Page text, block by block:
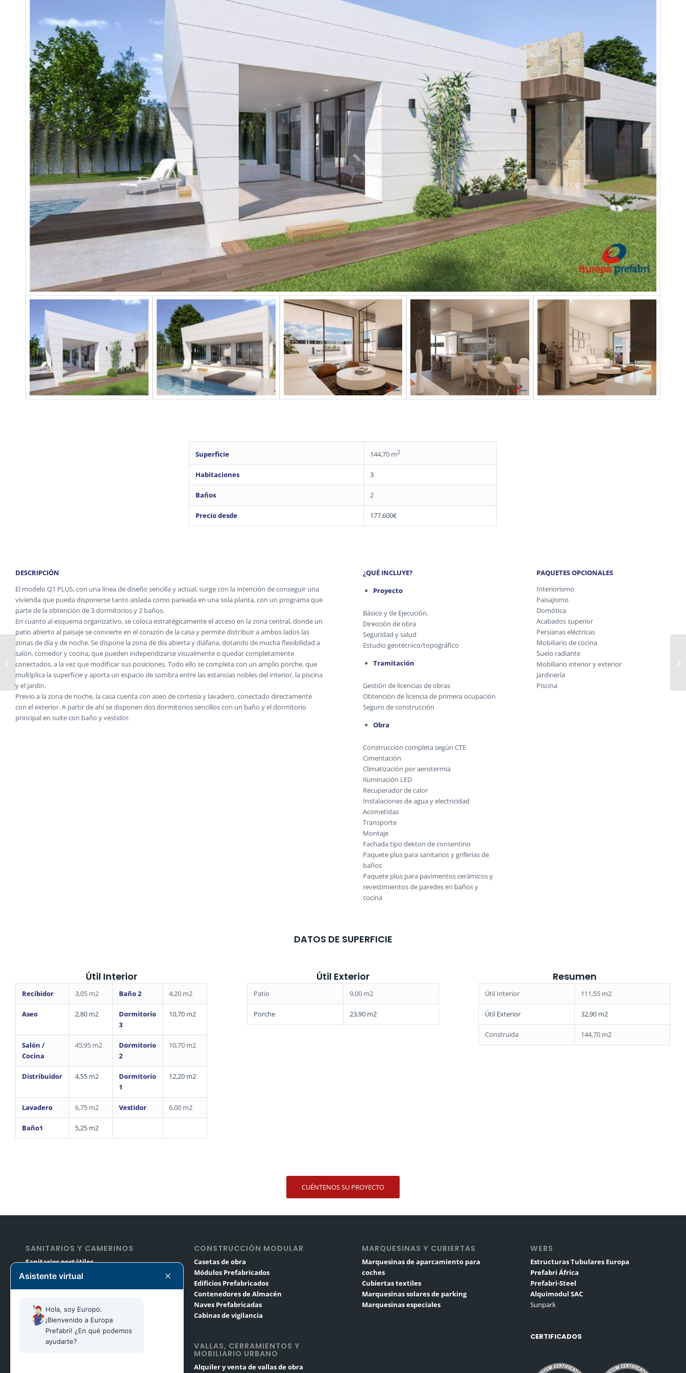
Superficie 144,70 m2
Habitaciones 3
Baños 2
Precio desde 177.600€
DESCRIPCIÓN
El modelo Q1 PLUS, con una línea de diseño sencilla y actual, surge con la intención de conseguir una
vivienda que pueda disponerse tanto aislada como pareada en una sola planta, con un programa que
parte de la obtención de 3 dormitorios y 2 baños.
En cuanto al esquema organizativo, se coloca estratégicamente el acceso en la zona central, donde un
patio abierto al paisaje se convierte en el corazón de la casa y permite distribuir a ambos lados las
zonas de día y de noche. Se dispone la zona de día abierta y diáfana, dotando de mucha flexibilidad a
salón, comedor y cocina, que pueden independizarse visualmente o quedar completamente
conectados, a la vez que modificar sus posiciones. Todo ello se completa con un amplio porche, que
multiplica la superficie y aporta un espacio de sombra entre las estancias nobles del interior, la piscina
y el jardín.
Previo a la zona de noche, la casa cuenta con aseo de cortesía y lavadero, conectado directamente
con el exterior. A partir de ahí se disponen dos dormitorios sencillos con un baño y el dormitorio
principal en suite con baño y vestidor.
¿QUÉ INCLUYE?
Proyecto
Básico y de Ejecución.
Dirección de obra
Seguridad y salud
Estudio geotécnico/topográfico
Tramitación
Gestión de licencias de obras
Obtención de licencia de primera ocupación
Seguro de construcción
Obra
Construcción completa según CTE
Cimentación
Climatización por aerotermia
Iluminación LED
Recuperador de calor
Instalaciones de agua y electricidad
Acometidas
Transporte
Montaje
Fachada tipo dekton de consentino
Paquete plus para sanitarios y griferías de
baños
Paquete plus para pavimentos cerámicos y
revestimientos de paredes en baños y
cocina
PAQUETES OPCIONALES
Interiorismo
Paisajismo
Domótica
Acabados superior
Persianas eléctricas
Mobiliario de cocina
Suelo radiante
Mobiliario interior y exterior
Jardinería
Piscina
DATOS DE SUPERFICIE
Útil Interior
Recibidor 3,05 m2 Baño 2 4,20 m2
Aseo 2,80 m2
Dormitorio
3
10,70 m2
Salón /
Cocina
45,95 m2
Dormitorio
2
10,70 m2
Distribuidor 4,55 m2
Dormitorio
1
12,20 m2
Lavadero 6,75 m2 Vestidor 6,00 m2
Baño1 5,25 m2
Útil Exterior
Patio 9,00 m2
Porche 23,90 m2
Resumen
Útil Interior 111,55 m2
Útil Exterior 32,90 m2
Construida 144,70 m2
CUÉNTENOS SU PROYECTO
SANITARIOS Y CAMERINOS
Sanitarios portátiles
Módulos sanitarios
Alquiler de sanitarios para eventos
CONSTRUCCIÓN MODULAR
Casetas de obra
Módulos Prefabricados
Edificios Prefabricados
Contenedores de Almacén
Naves Prefabricadas
Cabinas de vigilancia
VALLAS, CERRAMIENTOS Y
MOBILIARIO URBANO
Alquiler y venta de vallas de obra
MARQUESINAS Y CUBIERTAS
Marquesinas de aparcamiento para
coches
Cubiertas textiles
Marquesinas solares de parking
Marquesinas especiales
WEBS
Estructuras Tubulares Europa
Prefabri África
Prefabri-Steel
Alquimodul SAC
Sunpark
CERTIFICADOS
Casa
prefabricada
modular Q1 BASIC
Asistente virtual
Hola, soy Europo.
¡Bienvenido a Europa
Prefabri! ¿En qué podemos
ayudarte?